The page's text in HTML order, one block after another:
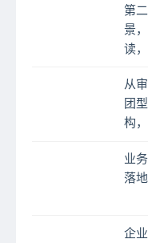
第
景
读
从
团
构
业
落
企